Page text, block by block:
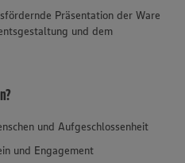
Präsentation der Ware
und dem
und Aufgeschlossenheit
und Engagement